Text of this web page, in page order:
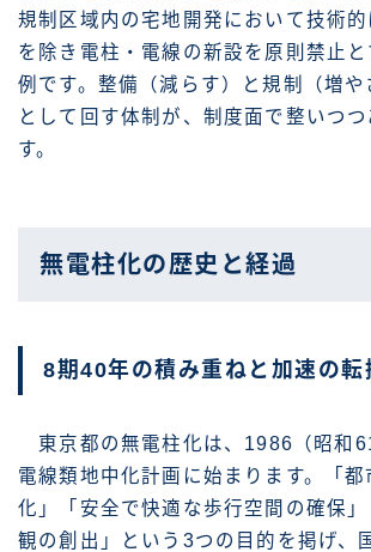
規制区域内の宅地開発において技術
を除き電柱・電線の新設を原則禁止
例です。整備（減らす）と規制（増
として回す体制が、制度面で整いつつ
す。
無電柱化の歴史と経過
8期40年の積み重ねと加速の転
東京都の無電柱化は、1986（昭和
電線類地中化計画に始まります。「
化」「安全で快適な歩行空間の確保
観の創出」という3つの目的を掲げ、